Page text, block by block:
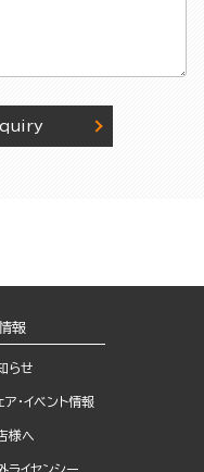
報
らせ
ア・イベント情報
様へ
ライセンシー